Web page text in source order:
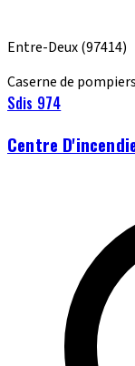
Entre-Deux(97414)
Caserne de pompiers
Sdis 974
Centre